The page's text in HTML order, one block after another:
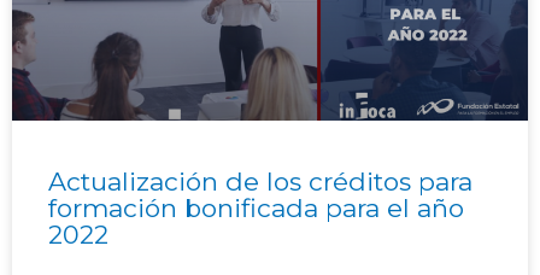
Actualización de los créditos para
formación bonificada para el año
2022